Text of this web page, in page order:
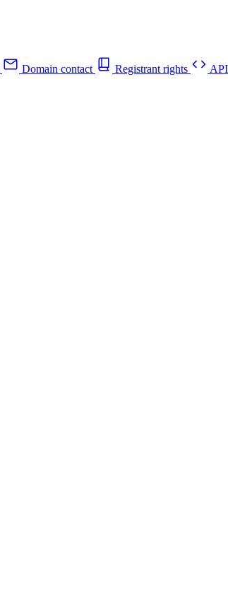
Domain contact Registrant rights